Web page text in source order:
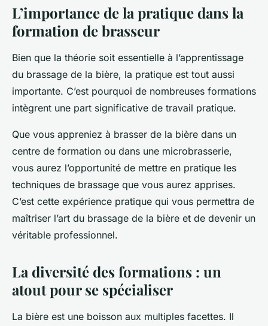
L’importance de la pratique dans la
formation de brasseur
Bien que la théorie soit essentielle à l’apprentissage
du brassage de la bière, la pratique est tout aussi
importante. C’est pourquoi de nombreuses formations
intègrent une part significative de travail pratique.
Que vous appreniez à brasser de la bière dans un
centre de formation ou dans une microbrasserie,
vous aurez l’opportunité de mettre en pratique les
techniques de brassage que vous aurez apprises.
C’est cette expérience pratique qui vous permettra de
maîtriser l’art du brassage de la bière et de devenir un
véritable professionnel.
La diversité des formations : un
atout pour se spécialiser
La bière est une boisson aux multiples facettes. Il